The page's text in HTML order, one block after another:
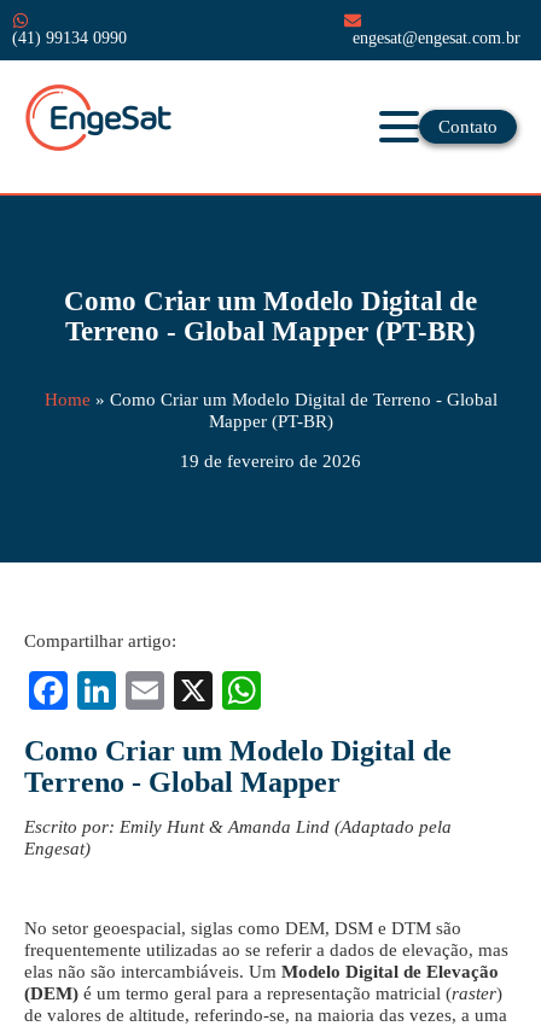
(41) 99134 0990 engesat@engesat.com.br
Contato
Como Criar um Modelo Digital de
Terreno - Global Mapper (PT-BR)
Home » Como Criar um Modelo Digital de Terreno - Global
Mapper (PT-BR)
19 de fevereiro de 2026
Compartilhar artigo:
Fa
bo
ok
Li
nk
ed
In
E
ail
X
ha
ts
A
pp
Como Criar um Modelo Digital de
Terreno - Global Mapper
Escrito por: Emily Hunt & Amanda Lind (Adaptado pela
Engesat)
No setor geoespacial, siglas como DEM, DSM e DTM são
frequentemente utilizadas ao se referir a dados de elevação, mas
elas não são intercambiáveis. Um Modelo Digital de Elevação
(DEM) é um termo geral para a representação matricial (raster)
de valores de altitude, referindo-se, na maioria das vezes, a uma